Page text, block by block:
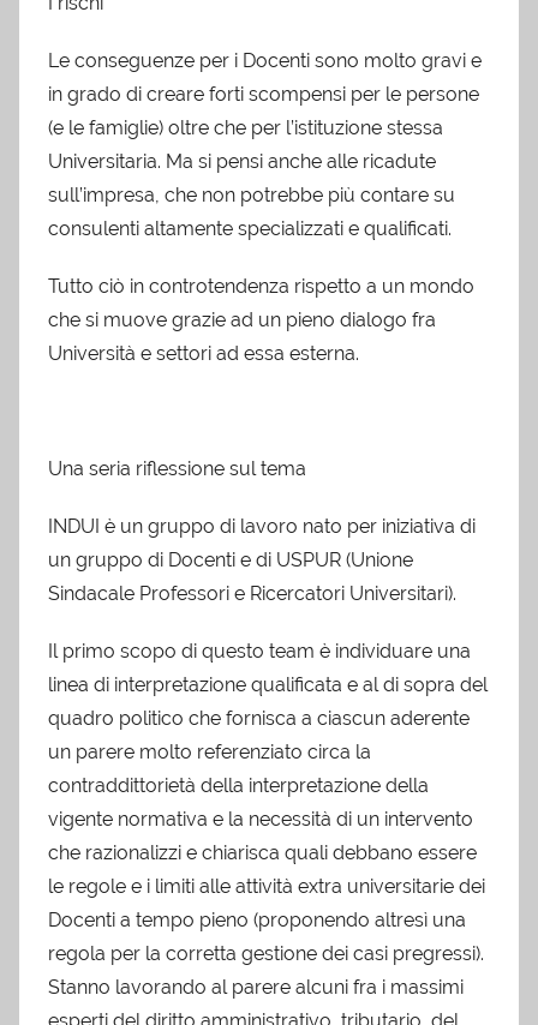
Le conseguenze per i Docenti sono molto gravi e
in grado di creare forti scompensi per le persone
(e le famiglie) oltre che per l’istituzione stessa
Universitaria. Ma si pensi anche alle ricadute
sull’impresa, che non potrebbe più contare su
consulenti altamente specializzati e qualificati.
Tutto ciò in controtendenza rispetto a un mondo
che si muove grazie ad un pieno dialogo fra
Università e settori ad essa esterna.
Una seria riflessione sul tema
INDUI è un gruppo di lavoro nato per iniziativa di
un gruppo di Docenti e di USPUR (Unione
Sindacale Professori e Ricercatori Universitari).
Il primo scopo di questo team è individuare una
linea di interpretazione qualificata e al di sopra del
quadro politico che fornisca a ciascun aderente
un parere molto referenziato circa la
contraddittorietà della interpretazione della
vigente normativa e la necessità di un intervento
che razionalizzi e chiarisca quali debbano essere
le regole e i limiti alle attività extra universitarie dei
Docenti a tempo pieno (proponendo altresì una
regola per la corretta gestione dei casi pregressi).
Stanno lavorando al parere alcuni fra i massimi